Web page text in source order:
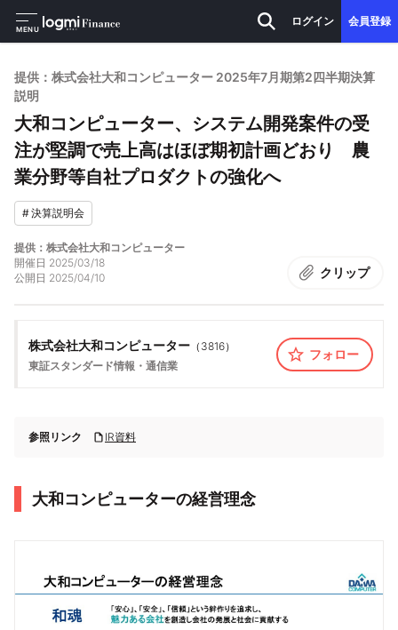
MENU
ログイン 会員登録
提供：株式会社大和コンピューター 2025年7月期第2四半期決算
説明
大和コンピューター、システム開発案件の受
注が堅調で売上高はほぼ期初計画どおり 農
業分野等自社プロダクトの強化へ
#決算説明会
提供：株式会社大和コンピューター
開催日 2025/03/18
公開日 2025/04/10 クリップ
株式会社大和コンピューター （ 3816）
東証スタンダード情報・通信業
フォロー
参照リンク IR資料
大和コンピューターの経営理念